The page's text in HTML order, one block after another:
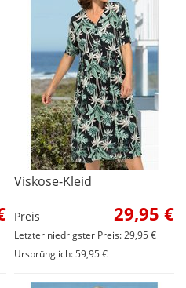
Viskose-Kleid
Preis 29,95 €
Letzter niedrigster Preis: 29,95 €
Ursprünglich: 59,95 €